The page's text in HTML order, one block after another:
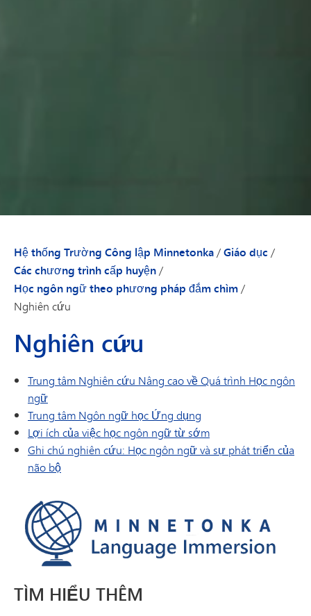
Hệ thống Trường Công lập Minnetonka/Giáo dục /
Các chương trình cấp huyện/
Học ngôn ngữ theo phương pháp đắm chìm/
Nghiên cứu
Nghiên cứu
Trung tâm Nghiên cứu Nâng cao về Quá trình Học ngôn
ngữ
Trung tâm Ngôn ngữ học Ứng dụng
Lợi ích của việc học ngôn ngữ từ sớm
Ghi chú nghiên cứu: Học ngôn ngữ và sự phát triển của
não bộ
TÌM HIỂU THÊM